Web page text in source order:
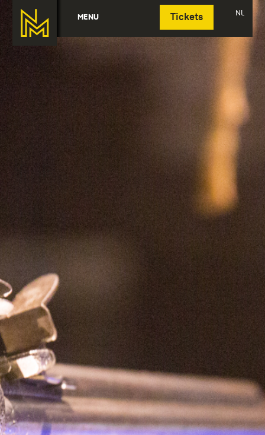
MENU Tickets NL
Deutsch